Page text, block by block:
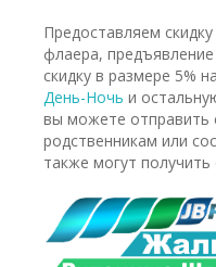
Предоставляем
флаера,
скидку в размере 5%
День-Ночь и
вы можете отправить
родственникам или
также могут получить